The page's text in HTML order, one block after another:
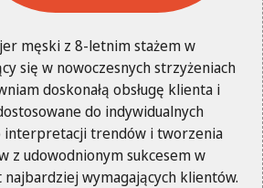
męski z 8-letnim stażem w
się w nowoczesnych strzyżeniach
doskonałą obsługę klienta i
do indywidualnych
interpretacji trendów i tworzenia
z udowodnionym sukcesem w
wymagających klientów.